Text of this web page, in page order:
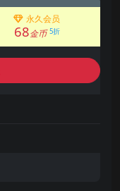
永久会员
68金币 5折